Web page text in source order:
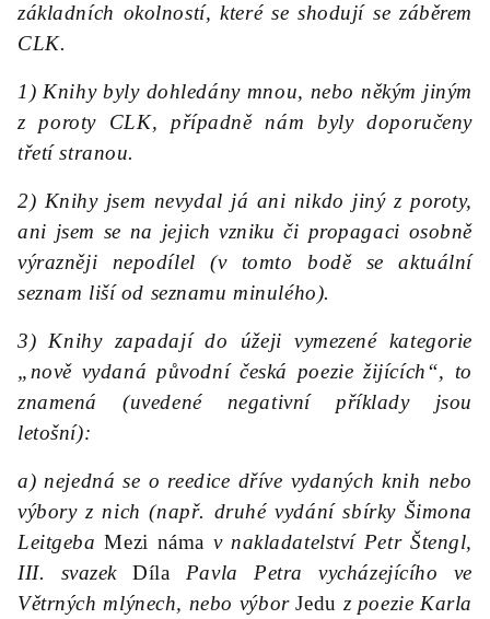
základních okolností, které se shodují se záběrem
CLK.
1) Knihy byly dohledány mnou, nebo někým jiným
z poroty CLK, případně nám byly doporučeny
třetí stranou.
2) Knihy jsem nevydal já ani nikdo jiný z poroty,
ani jsem se na jejich vzniku či propagaci osobně
výrazněji nepodílel (v tomto bodě se aktuální
seznam liší od seznamu minulého).
3) Knihy zapadají do úžeji vymezené kategorie
„nově vydaná původní česká poezie žijících“, to
znamená (uvedené negativní příklady jsou
letošní):
a) nejedná se o reedice dříve vydaných knih nebo
výbory z nich (např. druhé vydání sbírky Šimona
LeitgebaMezi náma v nakladatelství Petr Štengl,
III. svazekDíla Pavla Petra vycházejícího ve
Větrných mlýnech, nebo výborJedu z poezie Karla